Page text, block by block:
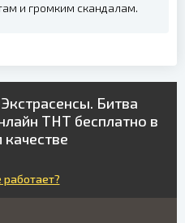
и громким скандалам.
Битва
ТНТ бесплатно в